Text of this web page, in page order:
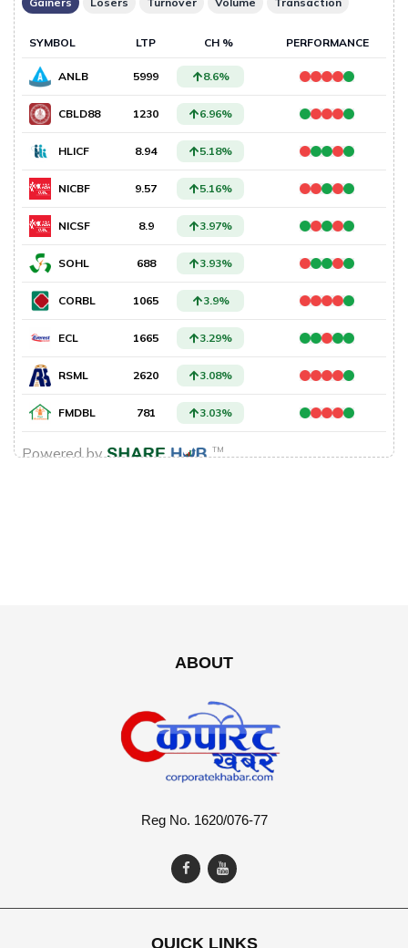
ABOUT
Reg No. 1620/076-77
QUICK LINKS